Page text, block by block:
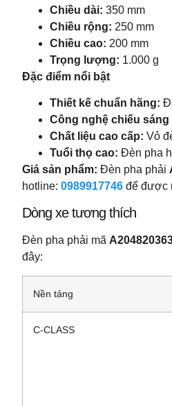
Chiều dài: 350 mm
Chiều rộng: 250 mm
Chiều cao: 200 mm
Trọng lượng: 1.000 g
Đặc điểm nổi bật
Thiết kế chuẩn hãng:
Công nghệ chiếu sáng
Chất liệu cao cấp: Vỏ
Tuổi thọ cao: Đèn pha
Giá sản phẩm: Đèn pha phải
hotline: 0989917746 để được
Dòng xe tương thích
Đèn pha phải mã
đây:
Nền tảng
C-CLASS